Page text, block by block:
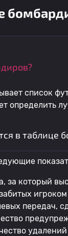
список
определить
в таблице
за который
игроком
передач,